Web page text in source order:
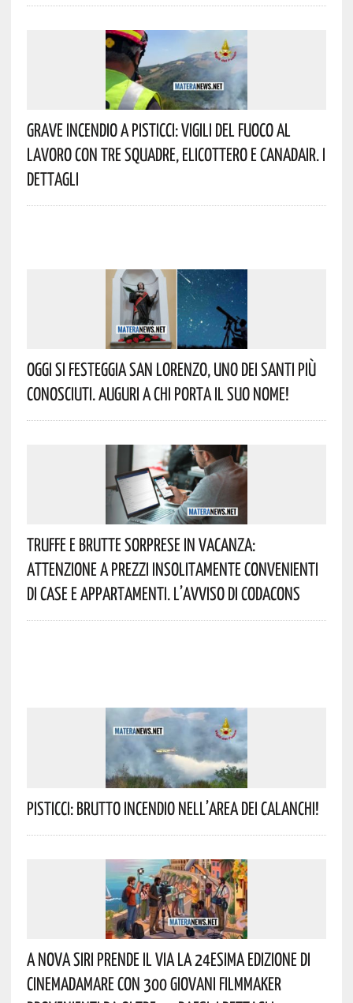
Grave Incendio A Pisticci: Vigili Del Fuoco Al
Lavoro Con Tre Squadre, Elicottero E Canadair. I
Dettagli
Oggi Si Festeggia San Lorenzo, Uno Dei Santi Più
Conosciuti. Auguri A Chi Porta Il Suo Nome!
Truffe E Brutte Sorprese In Vacanza:
Attenzione A Prezzi Insolitamente Convenienti
Di Case E Appartamenti. L’avviso Di Codacons
Pisticci: Brutto Incendio Nell’area Dei Calanchi!
A Nova Siri Prende Il Via La 24esima Edizione Di
Cinemadamare Con 300 Giovani Filmmaker